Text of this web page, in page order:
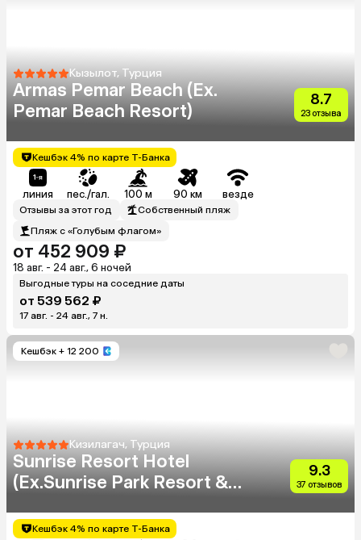
Кызылот, Турция
Armas Pemar Beach (Ex.
Pemar Beach Resort)
8.7
23 отзыва
Кешбэк 4% по карте Т-Банка
линия пес./гал. 100 м 90 км везде
Отзывы за этот год
Собственный пляж
Пляж с «Голубым флагом»
от 452 909 ₽
18 авг. - 24 авг., 6 ночей
Выгодные туры на соседние даты
от 539 562 ₽
17 авг. - 24 авг., 7 н.
Кешбэк + 12 200
Кизилагач, Турция
Sunrise Resort Hotel
(Ex.Sunrise Park Resort &
9.3
37 отзывов
Кешбэк 4% по карте Т-Банка